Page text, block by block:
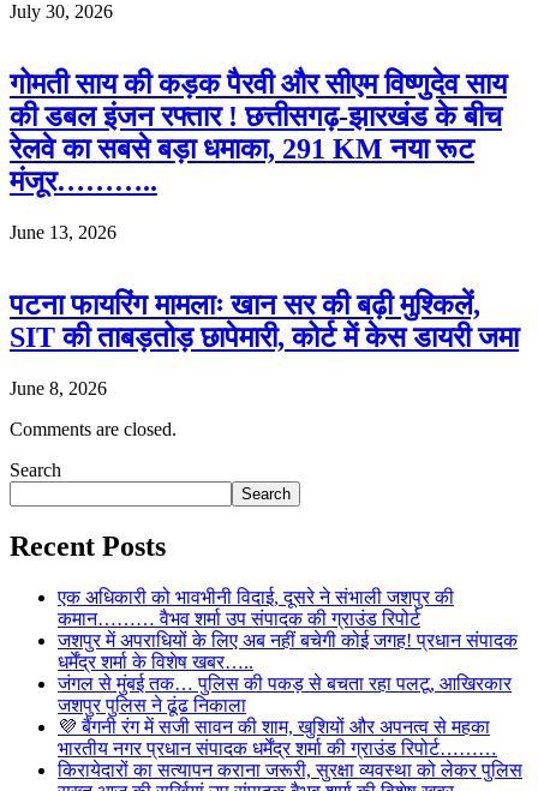
July 30, 2026
गोमती साय की कड़क पैरवी और सीएम विष्णुदेव साय
की डबल इंजन रफ्तार ! छत्तीसगढ़-झारखंड के बीच
रेलवे का सबसे बड़ा धमाका, 291 KM नया रूट
मंजूर………..
June 13, 2026
पटना फायरिंग मामलाः खान सर की बढ़ी मुश्किलें,
SIT की ताबड़तोड़ छापेमारी, कोर्ट में केस डायरी जमा
June 8, 2026
Comments are closed.
Search
Search
Recent Posts
एक अधिकारी को भावभीनी विदाई, दूसरे ने संभाली जशपुर की
कमान……… वैभव शर्मा उप संपादक की ग्राउंड रिपोर्ट
जशपुर में अपराधियों के लिए अब नहीं बचेगी कोई जगह! प्रधान संपादक
धर्मेंद्र शर्मा के विशेष खबर…..
जंगल से मुंबई तक… पुलिस की पकड़ से बचता रहा पलटू, आखिरकार
जशपुर पुलिस ने ढूंढ निकाला
💜 बैंगनी रंग में सजी सावन की शाम, खुशियों और अपनत्व से महका
भारतीय नगर प्रधान संपादक धर्मेंद्र शर्मा की ग्राउंड रिपोर्ट………
किरायेदारों का सत्यापन कराना जरूरी, सुरक्षा व्यवस्था को लेकर पुलिस